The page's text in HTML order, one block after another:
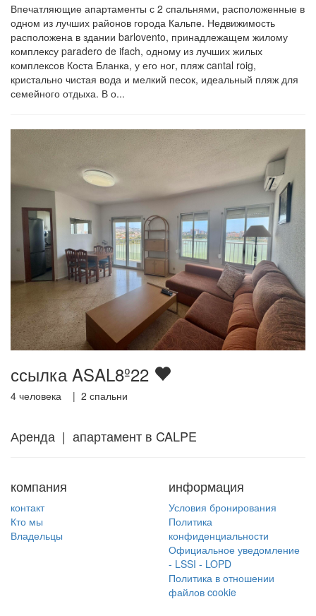
Впечатляющие апартаменты с 2 спальнями, расположенные в
одном из лучших районов города Кальпе. Недвижимость
расположена в здании barlovento, принадлежащем жилому
комплексу paradero de ifach, одному из лучших жилых
комплексов Коста Бланка, у его ног, пляж cantal roig,
кристально чистая вода и мелкий песок, идеальный пляж для
семейного отдыха. В о...
ссылка ASAL8º22
4 человека | 2 спальни
Аренда | апартамент в CALPE
компания
контакт
Кто мы
Владельцы
информация
Условия бронирования
Политика
конфиденциальности
Официальное уведомление
- LSSI - LOPD
Политика в отношении
файлов cookie